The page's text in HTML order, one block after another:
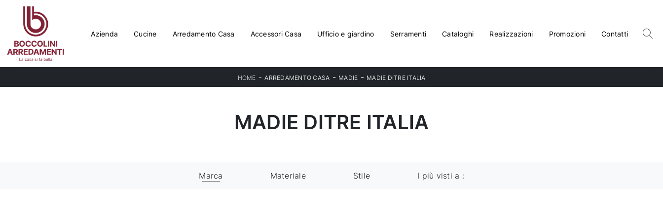
Azienda Cucine Arredamento Casa Accessori Casa Ufficio e giardino Serramenti Cataloghi Realizzazioni Promozioni Contatti
HOME -ARREDAMENTO CASA - MADIE - MADIE DITRE ITALIA
MADIE DITRE ITALIA
Marca Materiale Stile I più visti a :